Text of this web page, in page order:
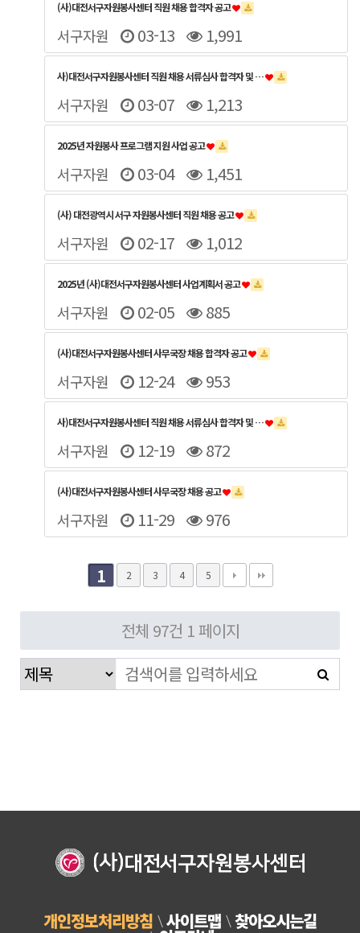
(사)대전서구자원봉사센터 직원 채용 합격자 공고
서구자원 03-13 1,991
사)대전서구자원봉사센터 직원 채용 서류심사 합격자 및 …
서구자원 03-07 1,213
2025년 자원봉사 프로그램 지원 사업 공고
서구자원 03-04 1,451
(사) 대전광역시 서구 자원봉사센터 직원 채용 공고
서구자원 02-17 1,012
2025년 (사)대전서구자원봉사센터 사업계획서 공고
서구자원 02-05 885
(사)대전서구자원봉사센터 사무국장 채용 합격자 공고
서구자원 12-24 953
사)대전서구자원봉사센터 직원 채용 서류심사 합격자 및 …
서구자원 12-19 872
(사)대전서구자원봉사센터 사무국장 채용 공고
서구자원 11-29 976
1 2 3 4 5
전체 97건 1 페이지
개인정보처리방침 사이트맵 찾아오시는길